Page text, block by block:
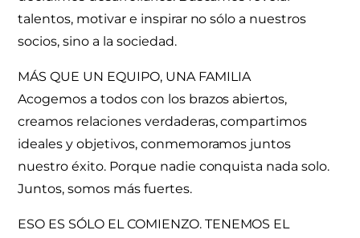
talentos, motivar e inspirar no sólo a nuestros
socios, sino a la sociedad.
MÁS QUE UN EQUIPO, UNA FAMILIA
Acogemos a todos con los brazos abiertos,
creamos relaciones verdaderas, compartimos
ideales y objetivos, conmemoramos juntos
nuestro éxito. Porque nadie conquista nada solo.
Juntos, somos más fuertes.
ESO ES SÓLO EL COMIENZO. TENEMOS EL